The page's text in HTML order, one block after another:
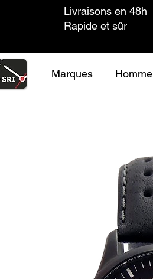
Livraisons en 48h
Rapide et sûr
Marques Homme